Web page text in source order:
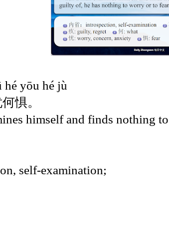
yōu hé jù
惧。
himself and finds nothing
self-examination;